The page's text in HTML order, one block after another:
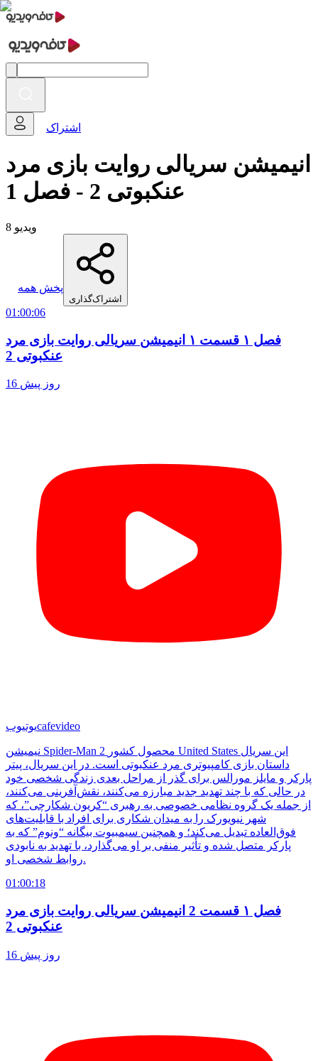
اشتراک
انیمیشن سریالی روایت بازی مرد
عنکبوتی 2 - فصل 1
8 ویدیو
پخش همه
اشتراک‌گذاری
01:00:06
فصل ۱ قسمت ۱ انیمیشن سریالی روایت بازی مرد
عنکبوتی 2
16 روز پیش
یوتیوبcafevideo
نیمیشن Spider-Man 2 محصول کشور United States این سریال
داستان بازی کامپیوتری مرد عنکبوتی است. در این سریال، پیتر
پارکر و مایلز مورالس برای گذر از مراحل بعدی زندگی شخصی خود
در حالی که با چند تهدید جدید مبارزه می‌کنند، نقش‌آفرینی می‌کنند،
از جمله یک گروه نظامی خصوصی به رهبری “کریون شکارچی”، که
شهر نیویورک را به میدان شکاری برای افراد با قابلیت‌های
فوق‌العاده تبدیل می‌کند؛ و همچنین سیمبیوت بیگانه “ونوم” که به
پارکر متصل شده و تأثیر منفی بر او می‌گذارد، با تهدید به نابودی
روابط شخصی او.
01:00:18
فصل ۱ قسمت 2 انیمیشن سریالی روایت بازی مرد
عنکبوتی 2
16 روز پیش